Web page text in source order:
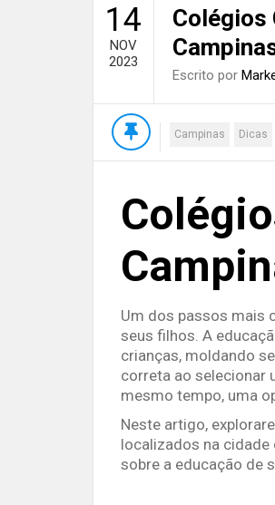
14
NOV
2023
Colégios
Escrito por
Campinas Dicas
Um dos passos mais
seus filhos. A
crianças, moldando
correta ao selecionar
mesmo tempo, uma
Neste artigo,
localizados na cidade
sobre a educação de